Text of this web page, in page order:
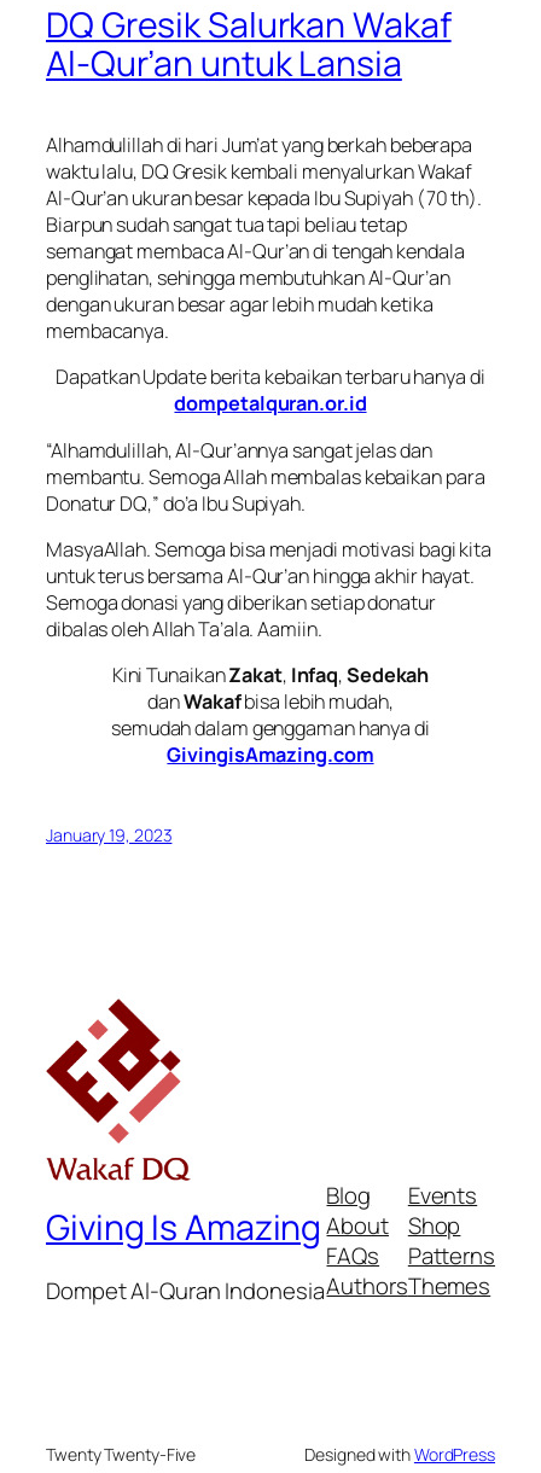
DQ Gresik Salurkan Wakaf
Al-Qur’an untuk Lansia
Alhamdulillah di hari Jum’at yang berkah beberapa
waktu lalu, DQ Gresik kembali menyalurkan Wakaf
Al-Qur’an ukuran besar kepada Ibu Supiyah (70 th).
Biarpun sudah sangat tua tapi beliau tetap
semangat membaca Al-Qur’an di tengah kendala
penglihatan, sehingga membutuhkan Al-Qur’an
dengan ukuran besar agar lebih mudah ketika
membacanya.
Dapatkan Update berita kebaikan terbaru hanya di
dompetalquran.or.id
“Alhamdulillah, Al-Qur’annya sangat jelas dan
membantu. Semoga Allah membalas kebaikan para
Donatur DQ,” do’a Ibu Supiyah.
MasyaAllah. Semoga bisa menjadi motivasi bagi kita
untuk terus bersama Al-Qur’an hingga akhir hayat.
Semoga donasi yang diberikan setiap donatur
dibalas oleh Allah Ta’ala. Aamiin.
Kini TunaikanZakat, Infaq,Sedekah
danWakafbisa lebih mudah,
semudah dalam genggaman hanya di
GivingisAmazing.com
January 19, 2023
Giving Is Amazing
Dompet Al-Quran Indonesia
Blog
About
FAQs
Authors
Events
Shop
Patterns
Themes
Twenty Twenty-Five Designed withWordPress